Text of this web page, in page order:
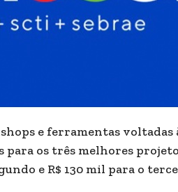
e ferramentas voltadas
os três melhores
e R$ 130 mil para o